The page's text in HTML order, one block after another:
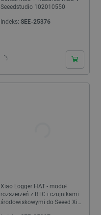
Seeedstudio 102010550
Indeks: SEE-25376
Xiao Logger HAT - moduł
rozszerzeń z RTC i czujnikami
środowiskowymi do Seeed Xiao